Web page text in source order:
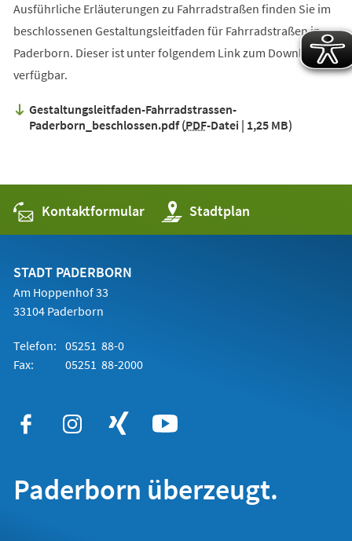
Ausführliche Erläuterungen zu Fahrradstraßen finden Sie im
beschlossenen Gestaltungsleitfaden für Fahrradstraßen in
Paderborn. Dieser ist unter folgendem Link zum Download
verfügbar.
Gestaltungsleitfaden-Fahrradstrassen-
Paderborn_beschlossen.pdf PDF-Datei 1,25 MB
Kontaktformular Stadtplan
(Öffnet
in
einem
STADT PADERBORN
Am Hoppenhof 33
33104 Paderborn
Telefon: 05251 88-0
Fax:
05251 88-2000
Paderborn überzeugt.